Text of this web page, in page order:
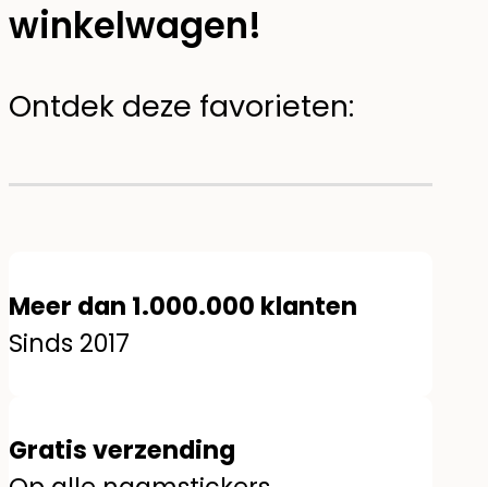
winkelwagen!
Ontdek deze favorieten:
Meer dan 1.000.000 klanten
Sinds 2017
Gratis verzending